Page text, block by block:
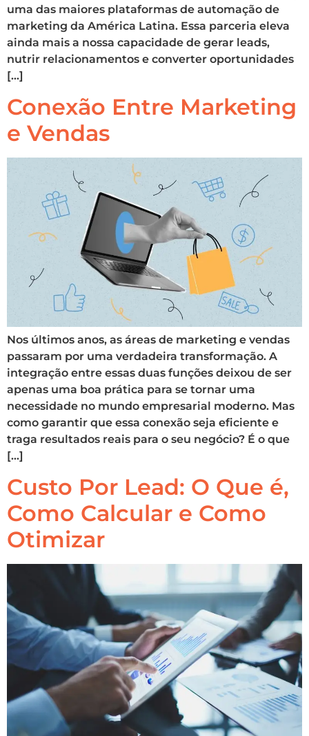
uma das maiores plataformas de automação de
marketing da América Latina. Essa parceria eleva
ainda mais a nossa capacidade de gerar leads,
nutrir relacionamentos e converter oportunidades
[…]
Conexão Entre Marketing
e Vendas
Nos últimos anos, as áreas de marketing e vendas
passaram por uma verdadeira transformação. A
integração entre essas duas funções deixou de ser
apenas uma boa prática para se tornar uma
necessidade no mundo empresarial moderno. Mas
como garantir que essa conexão seja eficiente e
traga resultados reais para o seu negócio? É o que
[…]
Custo Por Lead: O Que é,
Como Calcular e Como
Otimizar